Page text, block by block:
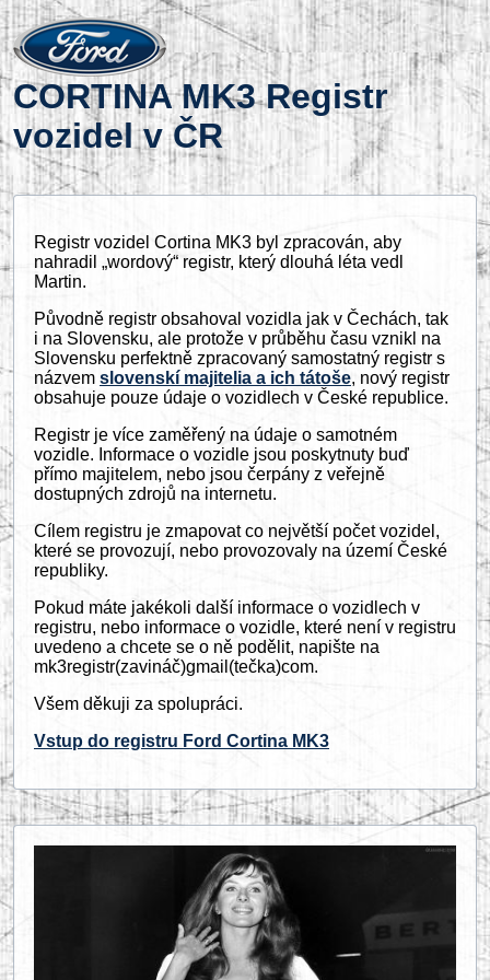
CORTINA MK3 Registr
vozidel v ČR
Registr vozidel Cortina MK3 byl zpracován, aby
nahradil „wordový“ registr, který dlouhá léta vedl
Martin.
Původně registr obsahoval vozidla jak v Čechách, tak
i na Slovensku, ale protože v průběhu času vznikl na
Slovensku perfektně zpracovaný samostatný registr s
názvem slovenskí majitelia a ich tátoše, nový registr
obsahuje pouze údaje o vozidlech v České republice.
Registr je více zaměřený na údaje o samotném
vozidle. Informace o vozidle jsou poskytnuty buď
přímo majitelem, nebo jsou čerpány z veřejně
dostupných zdrojů na internetu.
Cílem registru je zmapovat co největší počet vozidel,
které se provozují, nebo provozovaly na území České
republiky.
Pokud máte jakékoli další informace o vozidlech v
registru, nebo informace o vozidle, které není v registru
uvedeno a chcete se o ně podělit, napište na
mk3registr(zavináč)gmail(tečka)com.
Všem děkuji za spolupráci.
Vstup do registru Ford Cortina MK3